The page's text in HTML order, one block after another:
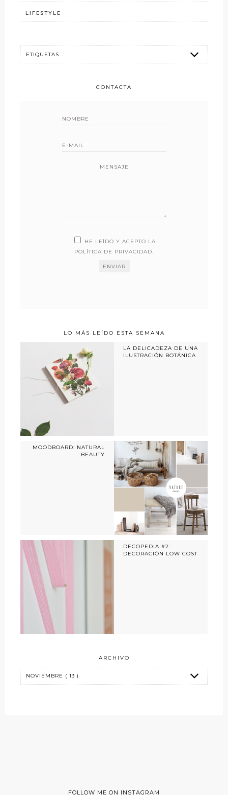
LIFESTYLE
CONTACTA
MENSAJE
HE LEÍDO Y ACEPTO LA
POLÍTICA DE PRIVACIDAD.
LO MÁS LEÍDO ESTA SEMANA
LA DELICADEZA DE UNA
ILUSTRACIÓN BOTÁNICA
MOODBOARD: NATURAL
BEAUTY
DECOPEDIA #2:
DECORACIÓN LOW COST
ARCHIVO
FOLLOW ME ON INSTAGRAM